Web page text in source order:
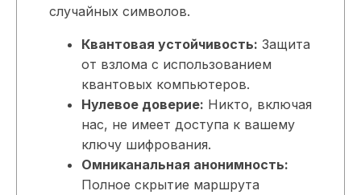
случайных символов.
Квантовая устойчивость: Защита
от взлома с использованием
квантовых компьютеров.
Нулевое доверие: Никто, включая
нас, не имеет доступа к вашему
ключу шифрования.
Омниканальная анонимность:
Полное скрытие маршрута